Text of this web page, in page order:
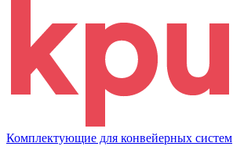
Комплектующие для конвейерных систем